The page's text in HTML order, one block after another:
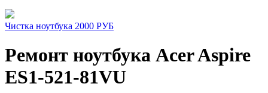
Чистка ноутбука 2000 РУБ
Ремонт ноутбука Acer Aspire
ES1-521-81VU